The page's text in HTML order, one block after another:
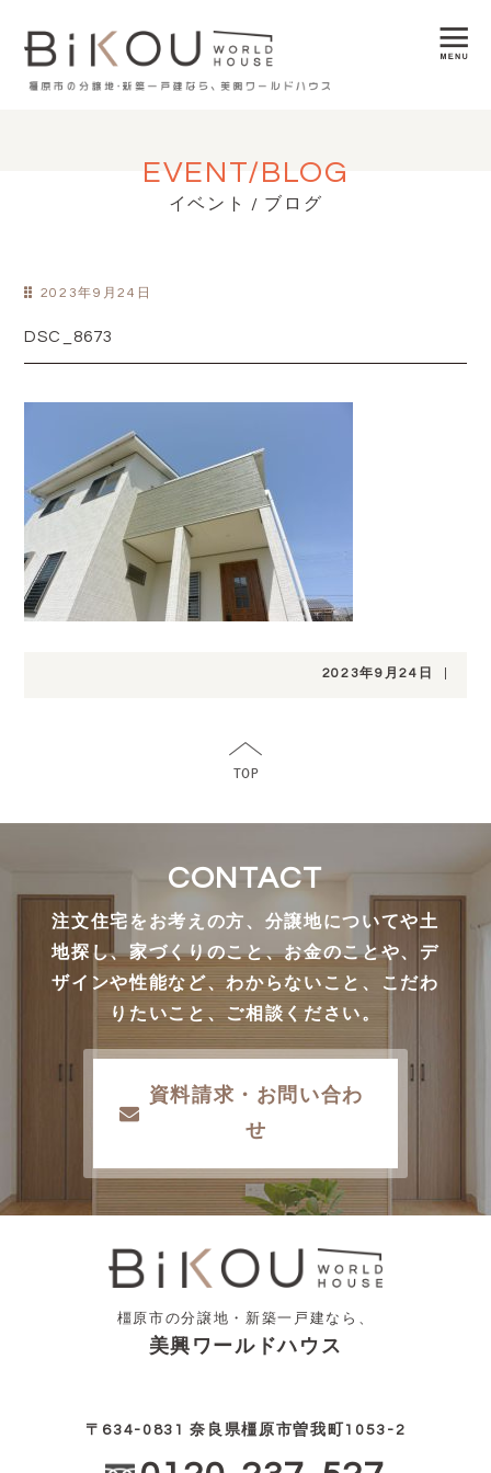
EVENT/BLOG
イベント / ブログ
2023年9月24日
DSC_8673
2023年9月24日
CONTACT
注文住宅をお考えの方、分譲地についてや土
地探し、家づくりのこと、お金のことや、デ
ザインや性能など、わからないこと、こだわ
りたいこと、ご相談ください。
資料請求・お問い合わ
せ
橿原市の分譲地・新築一戸建なら、
美興ワールドハウス
〒634-0831 奈良県橿原市曽我町1053-2